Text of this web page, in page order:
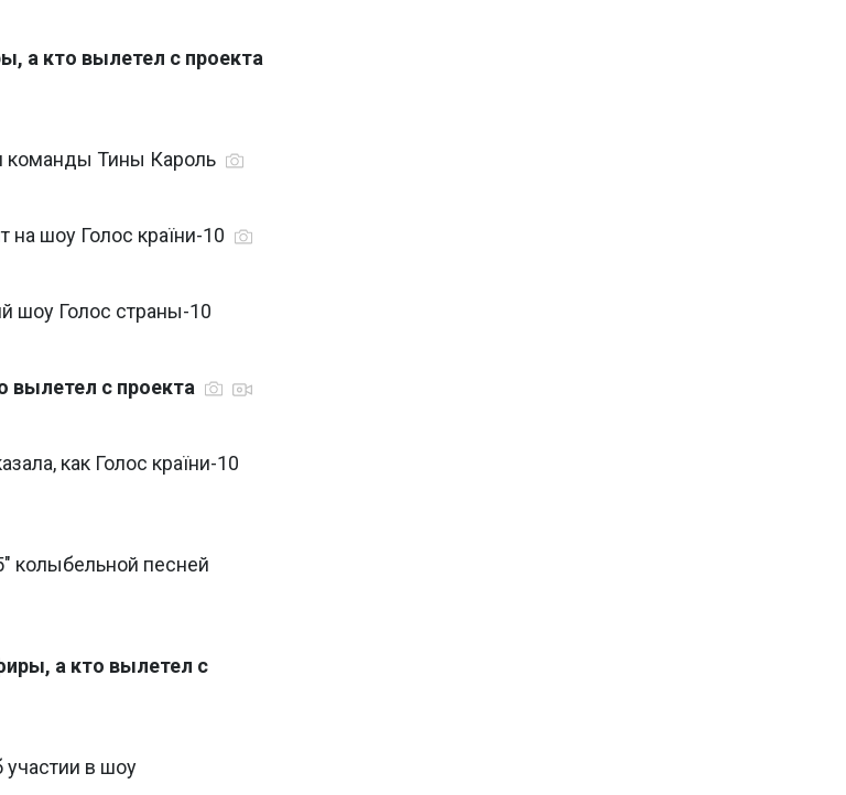
а кто вылетел с проекта
команды Тины Кароль
шоу Голос країни-10
шоу Голос страны-10
вылетел с проекта
как Голос країни-10
колыбельной песней
а кто вылетел с
участии в шоу